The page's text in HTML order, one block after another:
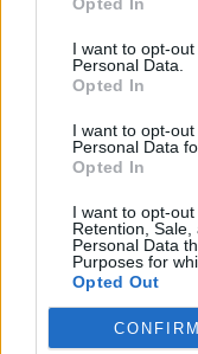
I want to opt-
Personal Data.
Opted In
I want to opt-
Personal Data
Opted In
I want to opt-out
Retention,
Personal Data
Purposes for
Opted Out
CONFIRM
Athens 2026
και ομορφιάς
21.05.26
εξερευνούμε τον
von Hausswolff, από
της gothic art-pop